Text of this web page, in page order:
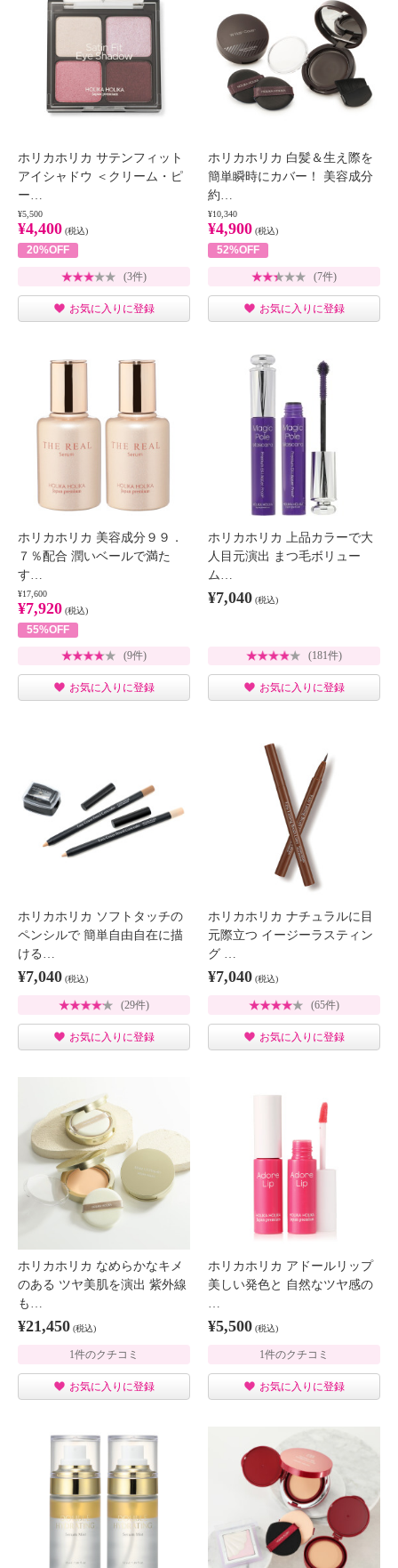
ホリカホリカ サテンフィット
アイシャドウ ＜クリーム・ピ
ー…
¥5,500
¥4,400 (税込)
20%OFF
(3件)
お気に入りに登録
ホリカホリカ 白髪＆生え際を
簡単瞬時にカバー！ 美容成分
約…
¥10,340
¥4,900 (税込)
52%OFF
(7件)
お気に入りに登録
ホリカホリカ 美容成分９９．
７％配合 潤いベールで満た
す…
¥17,600
¥7,920 (税込)
55%OFF
(9件)
お気に入りに登録
ホリカホリカ 上品カラーで大
人目元演出 まつ毛ボリュー
ム…
¥7,040 (税込)
(181件)
お気に入りに登録
ホリカホリカ ソフトタッチの
ペンシルで 簡単自由自在に描
ける…
¥7,040 (税込)
(29件)
お気に入りに登録
ホリカホリカ ナチュラルに目
元際立つ イージーラスティン
グ …
¥7,040 (税込)
(65件)
お気に入りに登録
ホリカホリカ なめらかなキメ
のある ツヤ美肌を演出 紫外線
も…
¥21,450 (税込)
1件のクチコミ
お気に入りに登録
ホリカホリカ アドールリップ
美しい発色と 自然なツヤ感の
…
¥5,500 (税込)
1件のクチコミ
お気に入りに登録